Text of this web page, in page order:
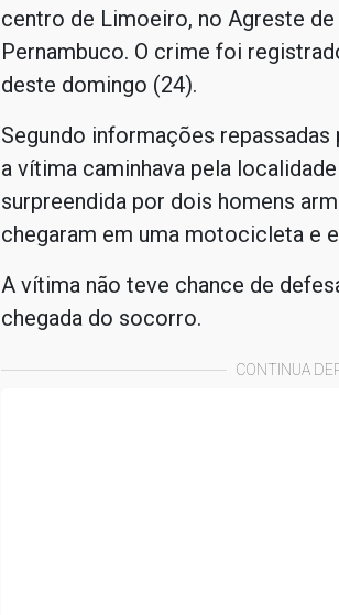
centro de Limoeiro, no Agreste de
Pernambuco. O crime foi
deste domingo (24).
Segundo informações repassadas
a vítima caminhava pela
surpreendida por dois homens
chegaram em uma motocicleta e
A vítima não teve chance de
chegada do socorro.
CONTINUA